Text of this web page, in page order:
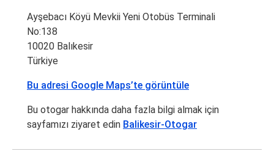
Ayşebacı Köyü Mevkii Yeni Otobüs Terminali
No:138
10020 Balıkesir
Türkiye
Bu adresi Google Maps’te görüntüle
Bu otogar hakkında daha fazla bilgi almak için
sayfamızı ziyaret edin Balikesir-Otogar